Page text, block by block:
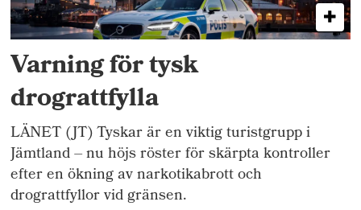
Varning för tysk
drograttfylla
LÄNET (JT) Tyskar är en viktig turistgrupp i
Jämtland – nu höjs röster för skärpta kontroller
efter en ökning av narkotikabrott och
drograttfyllor vid gränsen.